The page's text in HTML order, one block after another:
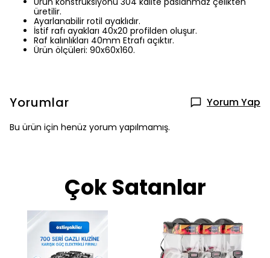
üretilir.
Ayarlanabilir rotil ayaklıdır.
İstif rafı ayakları 40x20 profilden oluşur.
Raf kalınlıkları 40mm Etrafı açıktır.
Ürün ölçüleri: 90x60x160.
Yorumlar Yorum Yap
Bu ürün için henüz yorum yapılmamış.
Çok Satanlar